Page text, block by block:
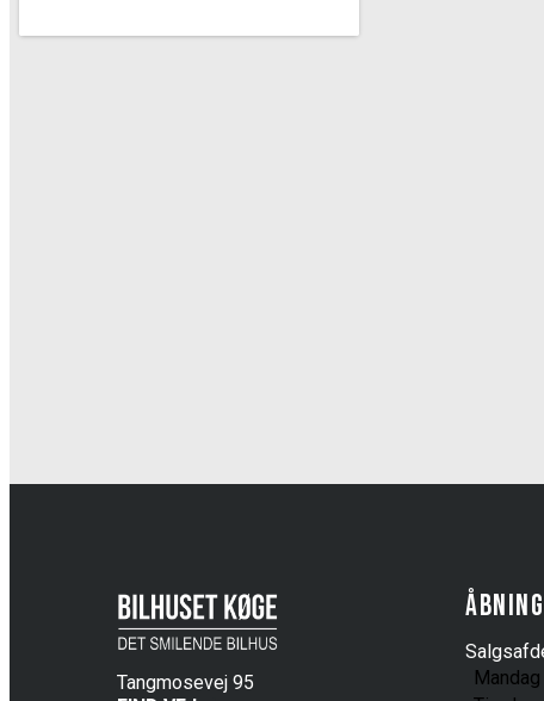
Tangmosevej 95
Mandag